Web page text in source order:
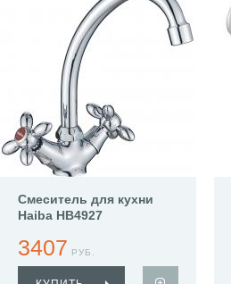
Смеситель для кухни
Haiba HB4927
3407 РУБ.